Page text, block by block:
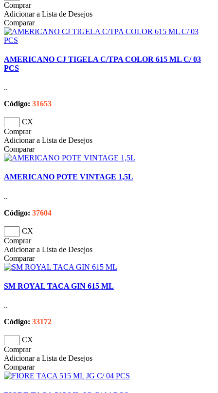
Comprar
Adicionar a Lista de Desejos
Comparar
AMERICANO CJ TIGELA C/TPA COLOR 615 ML C/ 03
PCS
..
Código: 31653
CX
Comprar
Adicionar a Lista de Desejos
Comparar
AMERICANO POTE VINTAGE 1,5L
..
Código: 37604
CX
Comprar
Adicionar a Lista de Desejos
Comparar
SM ROYAL TACA GIN 615 ML
..
Código: 33172
CX
Comprar
Adicionar a Lista de Desejos
Comparar